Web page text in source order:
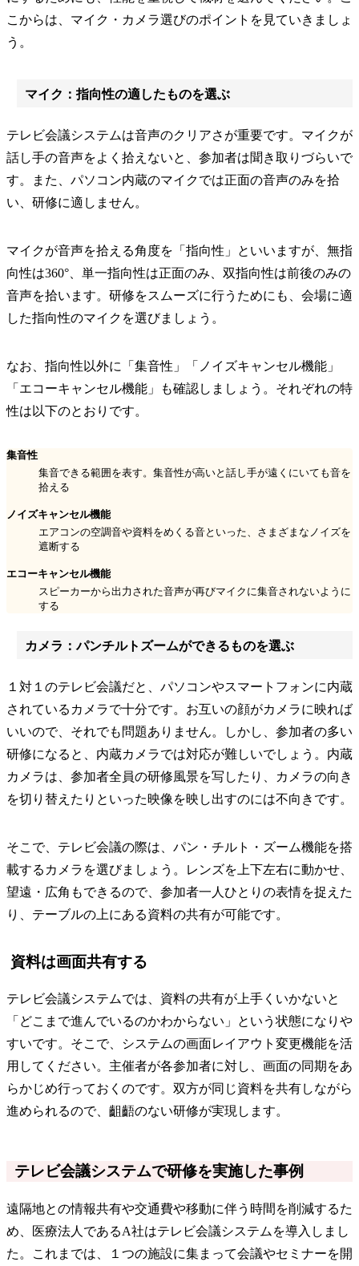
こからは、マイク・カメラ選びのポイントを見ていきましょ
う。
マイク：指向性の適したものを選ぶ
テレビ会議システムは音声のクリアさが重要です。マイクが
話し手の音声をよく拾えないと、参加者は聞き取りづらいで
す。また、パソコン内蔵のマイクでは正面の音声のみを拾
い、研修に適しません。
マイクが音声を拾える角度を「指向性」といいますが、無指
向性は360°、単一指向性は正面のみ、双指向性は前後のみの
音声を拾います。研修をスムーズに行うためにも、会場に適
した指向性のマイクを選びましょう。
なお、指向性以外に「集音性」「ノイズキャンセル機能」
「エコーキャンセル機能」も確認しましょう。それぞれの特
性は以下のとおりです。
集音性
集音できる範囲を表す。集音性が高いと話し手が遠くにいても音を
拾える
ノイズキャンセル機能
エアコンの空調音や資料をめくる音といった、さまざまなノイズを
遮断する
エコーキャンセル機能
スピーカーから出力された音声が再びマイクに集音されないように
する
カメラ：パンチルトズームができるものを選ぶ
１対１のテレビ会議だと、パソコンやスマートフォンに内蔵
されているカメラで十分です。お互いの顔がカメラに映れば
いいので、それでも問題ありません。しかし、参加者の多い
研修になると、内蔵カメラでは対応が難しいでしょう。内蔵
カメラは、参加者全員の研修風景を写したり、カメラの向き
を切り替えたりといった映像を映し出すのには不向きです。
そこで、テレビ会議の際は、パン・チルト・ズーム機能を搭
載するカメラを選びましょう。レンズを上下左右に動かせ、
望遠・広角もできるので、参加者一人ひとりの表情を捉えた
り、テーブルの上にある資料の共有が可能です。
資料は画面共有する
テレビ会議システムでは、資料の共有が上手くいかないと
「どこまで進んでいるのかわからない」という状態になりや
すいです。そこで、システムの画面レイアウト変更機能を活
用してください。主催者が各参加者に対し、画面の同期をあ
らかじめ行っておくのです。双方が同じ資料を共有しながら
進められるので、齟齬のない研修が実現します。
テレビ会議システムで研修を実施した事例
遠隔地との情報共有や交通費や移動に伴う時間を削減するた
め、医療法人であるA社はテレビ会議システムを導入しまし
た。これまでは、１つの施設に集まって会議やセミナーを開